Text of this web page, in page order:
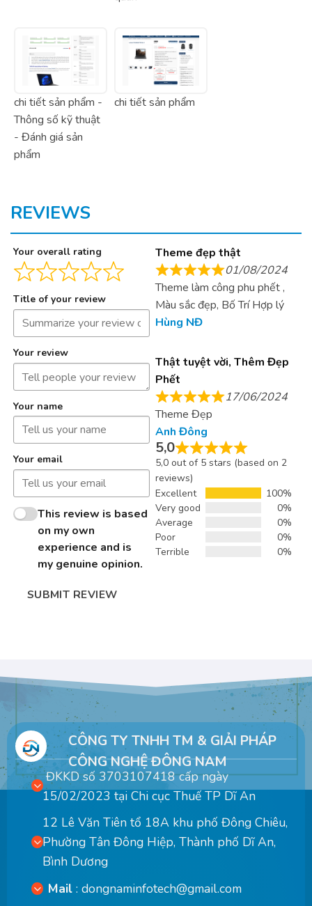
chi tiết sản phẩm -
Thông số kỹ thuật
- Đánh giá sản
phẩm
chi tiết sản phẩm
REVIEWS
Your overall rating
Title of your review
Your review
Your name
Your email
This review is based
on my own
experience and is
my genuine opinion.
SUBMIT REVIEW
Theme đẹp thật
01/08/2024
Theme làm công phu phết ,
Màu sắc đẹp, Bố Trí Hợp lý
Hùng NĐ
Thật tuyệt vời, Thêm Đẹp
Phết
17/06/2024
Theme Đẹp
Anh Đông
5,0
5,0 out of 5 stars (based on 2
reviews)
Excellent
100%
Very good
0%
Average
0%
Poor
0%
Terrible
0%
CÔNG TY TNHH TM & GIẢI PHÁP
CÔNG NGHỆ ĐÔNG NAM
ĐKKD số 3703107418 cấp ngày
15/02/2023 tại Chi cục Thuế TP Dĩ An
12 Lê Văn Tiên tổ 18A khu phố Đông Chiêu,
Phường Tân Đông Hiệp, Thành phố Dĩ An,
Bình Dương
Mail :dongnaminfotech@gmail.com